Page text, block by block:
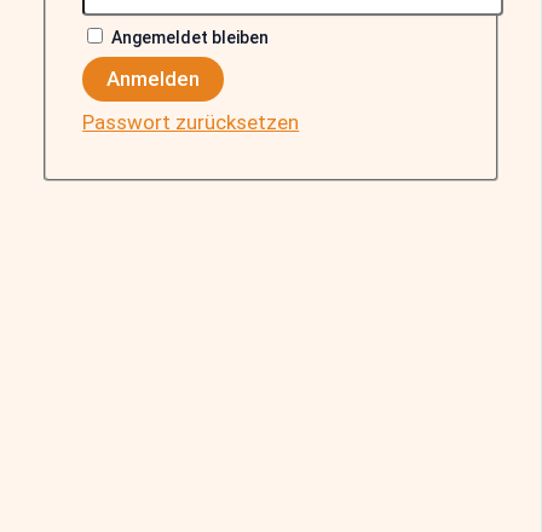
Angemeldet bleiben
Anmelden
Passwort zurücksetzen